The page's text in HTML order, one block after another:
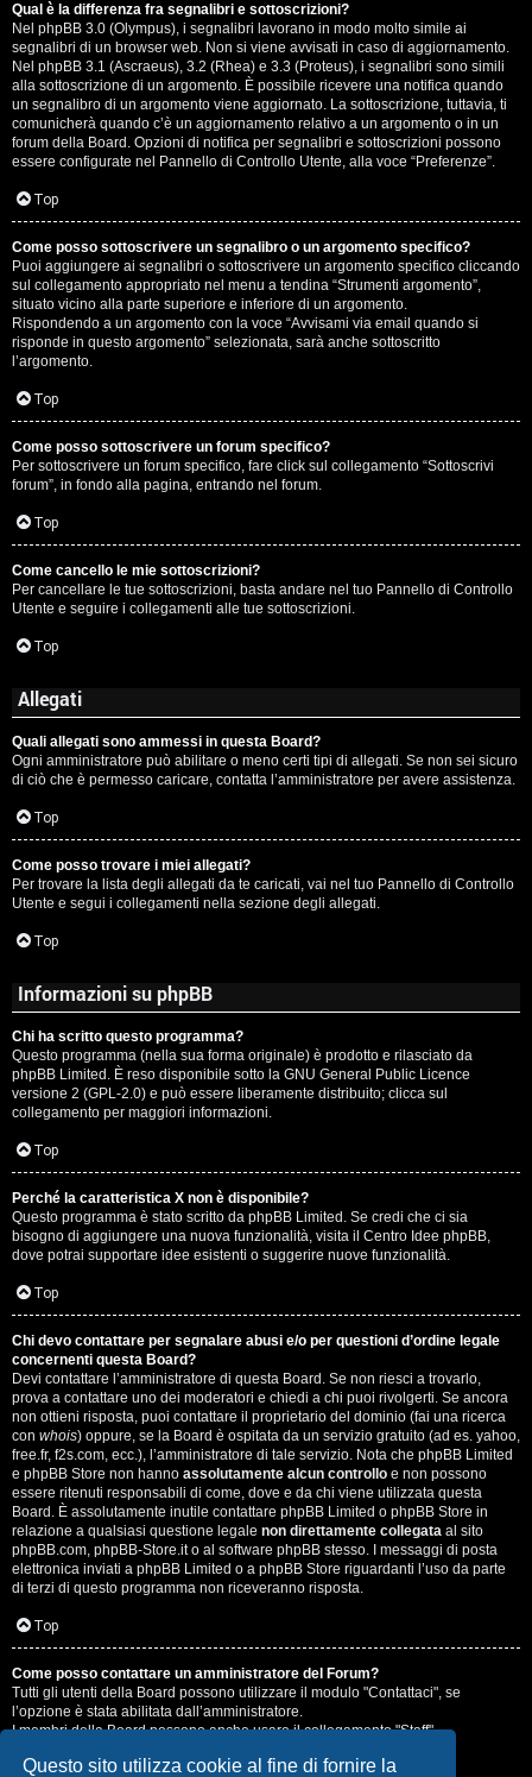
Questo sito utilizza cookie al fine di fornire la
Qual è la differenza fra segnalibri e sottoscrizioni?
Nel phpBB 3.0 (Olympus), i segnalibri lavorano in modo molto simile ai
segnalibri di un browser web. Non si viene avvisati in caso di aggiornamento.
Nel phpBB 3.1 (Ascraeus), 3.2 (Rhea) e 3.3 (Proteus), i segnalibri sono simili
alla sottoscrizione di un argomento. È possibile ricevere una notifica quando
un segnalibro di un argomento viene aggiornato. La sottoscrizione, tuttavia, ti
comunicherà quando c’è un aggiornamento relativo a un argomento o in un
forum della Board. Opzioni di notifica per segnalibri e sottoscrizioni possono
essere configurate nel Pannello di Controllo Utente, alla voce “Preferenze”.
Top
Come posso sottoscrivere un segnalibro o un argomento specifico?
Puoi aggiungere ai segnalibri o sottoscrivere un argomento specifico cliccando
sul collegamento appropriato nel menu a tendina “Strumenti argomento”,
situato vicino alla parte superiore e inferiore di un argomento.
Rispondendo a un argomento con la voce “Avvisami via email quando si
risponde in questo argomento” selezionata, sarà anche sottoscritto
l’argomento.
Top
Come posso sottoscrivere un forum specifico?
Per sottoscrivere un forum specifico, fare click sul collegamento “Sottoscrivi
forum”, in fondo alla pagina, entrando nel forum.
Top
Come cancello le mie sottoscrizioni?
Per cancellare le tue sottoscrizioni, basta andare nel tuo Pannello di Controllo
Utente e seguire i collegamenti alle tue sottoscrizioni.
Top
Allegati
Quali allegati sono ammessi in questa Board?
Ogni amministratore può abilitare o meno certi tipi di allegati. Se non sei sicuro
di ciò che è permesso caricare, contatta l’amministratore per avere assistenza.
Top
Come posso trovare i miei allegati?
Per trovare la lista degli allegati da te caricati, vai nel tuo Pannello di Controllo
Utente e segui i collegamenti nella sezione degli allegati.
Top
Informazioni su phpBB
Chi ha scritto questo programma?
Questo programma (nella sua forma originale) è prodotto e rilasciato da
phpBB Limited . È reso disponibile sotto la GNU General Public Licence
versione 2 (GPL-2.0) e può essere liberamente distribuito; clicca sul
collegamento per maggiori informazioni.
Top
Perché la caratteristica X non è disponibile?
Questo programma è stato scritto da phpBB Limited. Se credi che ci sia
bisogno di aggiungere una nuova funzionalità, visita il Centro Idee phpBB,
dove potrai supportare idee esistenti o suggerire nuove funzionalità.
Top
Chi devo contattare per segnalare abusi e/o per questioni d’ordine legale
concernenti questa Board?
Devi contattare l’amministratore di questa Board. Se non riesci a trovarlo,
prova a contattare uno dei moderatori e chiedi a chi puoi rivolgerti. Se ancora
non ottieni risposta, puoi contattare il proprietario del dominio (fai una ricerca
con whois) oppure, se la Board è ospitata da un servizio gratuito (ad es. yahoo,
free.fr, f2s.com, ecc.), l’amministratore di tale servizio. Nota che phpBB Limited
e phpBB Store non hanno assolutamente alcun controllo e non possono
essere ritenuti responsabili di come, dove e da chi viene utilizzata questa
Board. È assolutamente inutile contattare phpBB Limited o phpBB Store in
relazione a qualsiasi questione legale non direttamente collegata al sito
phpBB.com, phpBB-Store.it o al software phpBB stesso. I messaggi di posta
elettronica inviati a phpBB Limited o a phpBB Store riguardanti l’uso da parte
di terzi di questo programma non riceveranno risposta.
Top
Come posso contattare un amministratore del Forum?
Tutti gli utenti della Board possono utilizzare il modulo "Contattaci", se
l’opzione è stata abilitata dall’amministratore.
I membri della Board possono anche usare il collegamento "Staff".
Top